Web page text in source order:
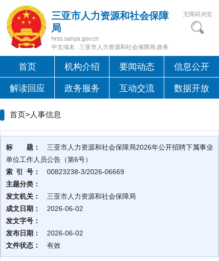
三亚市人力资源和社会保障
局
hrss.sanya.gov.cn
中文域名 : 三亚市人力资源和社会保障局.政务
无障碍浏览
首页 机构介绍 要闻动态 信息公开
解读回应 政务服务 互动交流 数据开放
首页>人事信息
标 题：
三亚市人力资源和社会保障局2026年公开招聘下属事业
单位工作人员公告（第6号）
索 引 号：
00823238-3/2026-06669
主题分类：
发文机关：
三亚市人力资源和社会保障局
成文日期：
2026-06-02
发文字号：
发布日期：
2026-06-02
文件状态：
有效